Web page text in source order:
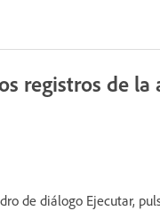
registros de la
de diálogo Ejecutar,